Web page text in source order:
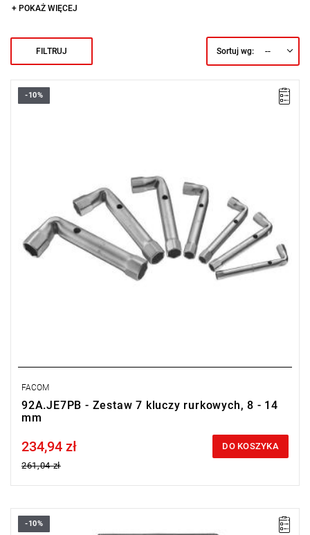
+ POKAŻ WIĘCEJ
FILTRUJ Sortuj wg: --
• Zakres: 8 - 14 mm
-10%
FACOM
92A.JE7PB - Zestaw 7 kluczy rurkowych, 8 - 14
mm
Price tax included
234,94 zł
261,04 zł
DO KOSZYKA
• Zakres: 8 - 17 mm
-10%